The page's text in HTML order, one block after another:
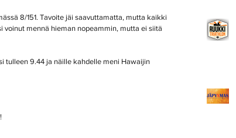
8/151. Tavoite jäi saavuttamatta, mutta kaikki
mennä hieman nopeammin, mutta ei siitä
tulleen 9.44 ja näille kahdelle meni Hawaijin